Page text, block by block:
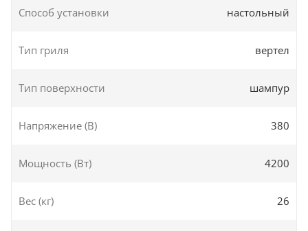
Способ установки настольный
Тип гриля вертел
Тип поверхности шампур
Напряжение (В) 380
Мощность (Вт) 4200
Вес (кг) 26